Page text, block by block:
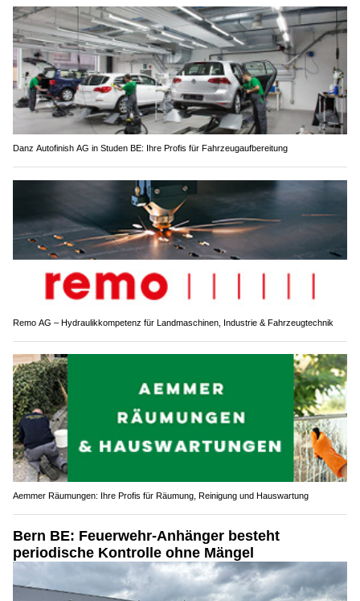
Danz Autofinish AG in Studen BE: Ihre Profis für Fahrzeugaufbereitung
Remo AG – Hydraulikkompetenz für Landmaschinen, Industrie & Fahrzeugtechnik
Aemmer Räumungen: Ihre Profis für Räumung, Reinigung und Hauswartung
Bern BE: Feuerwehr-Anhänger besteht
periodische Kontrolle ohne Mängel